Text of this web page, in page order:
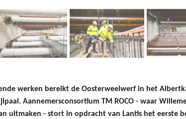
werken bereikt de Oosterweelwerf in het
Aannemersconsortium TM ROCO - waar
uitmaken - stort in opdracht van Lantis het eerste